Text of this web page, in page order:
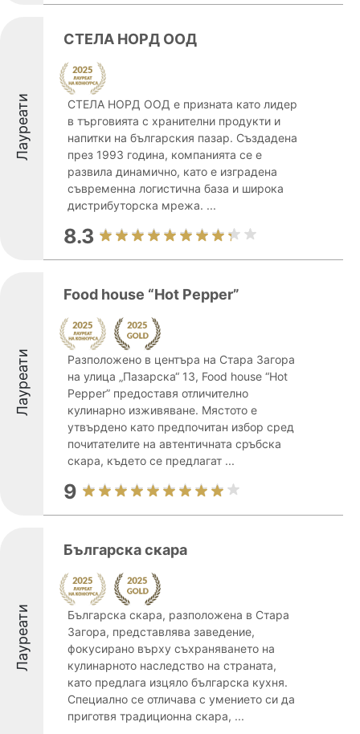
Лауреати
СТЕЛА НОРД ООД
СТЕЛА НОРД ООД е призната като лидер
в търговията с хранителни продукти и
напитки на българския пазар. Създадена
през 1993 година, компанията се е
развила динамично, като е изградена
съвременна логистична база и широка
дистрибуторска мрежа. ...
8.3
Лауреати
Food house “Hot Pepper”
Разположено в центъра на Стара Загора
на улица „Пазарска“ 13, Food house “Hot
Pepper” предоставя отличително
кулинарно изживяване. Мястото е
утвърдено като предпочитан избор сред
почитателите на автентичната сръбска
скара, където се предлагат ...
9
Лауреати
Българска скара
Българска скара, разположенa в Стара
Загора, представлява заведение,
фокусирано върху съхраняването на
кулинарното наследство на страната,
като предлага изцяло българска кухня.
Специално се отличава с умението си да
приготвя традиционна скара, ...